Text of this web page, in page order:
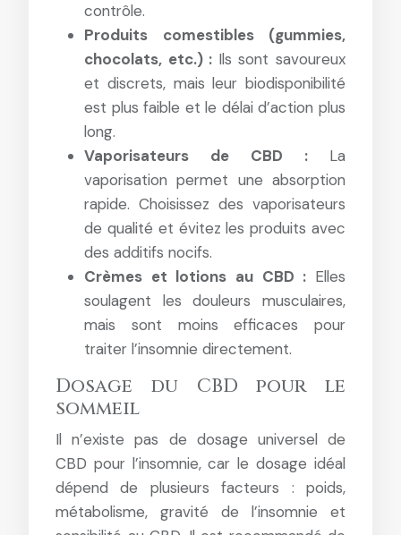
contrôle.
Produits comestibles (gummies,
chocolats, etc.) : Ils sont savoureux
et discrets, mais leur biodisponibilité
est plus faible et le délai d’action plus
long.
Vaporisateurs de CBD : La
vaporisation permet une absorption
rapide. Choisissez des vaporisateurs
de qualité et évitez les produits avec
des additifs nocifs.
Crèmes et lotions au CBD : Elles
soulagent les douleurs musculaires,
mais sont moins efficaces pour
traiter l’insomnie directement.
Dosage du CBD pour le
sommeil
Il n’existe pas de dosage universel de
CBD pour l’insomnie, car le dosage idéal
dépend de plusieurs facteurs : poids,
métabolisme, gravité de l’insomnie et